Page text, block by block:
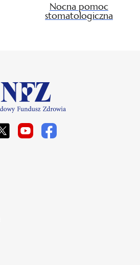
Nocna pomoc
stomatologiczna